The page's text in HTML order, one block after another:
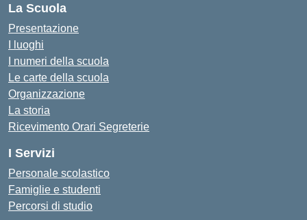
La Scuola
Presentazione
I luoghi
I numeri della scuola
Le carte della scuola
Organizzazione
La storia
Ricevimento Orari Segreterie
I Servizi
Personale scolastico
Famiglie e studenti
Percorsi di studio